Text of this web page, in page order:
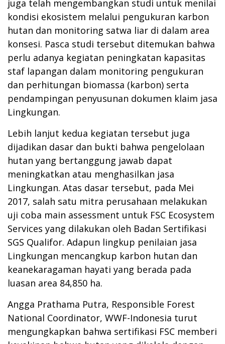
juga telah mengembangkan studi untuk menilai
kondisi ekosistem melalui pengukuran karbon
hutan dan monitoring satwa liar di dalam area
konsesi. Pasca studi tersebut ditemukan bahwa
perlu adanya kegiatan peningkatan kapasitas
staf lapangan dalam monitoring pengukuran
dan perhitungan biomassa (karbon) serta
pendampingan penyusunan dokumen klaim jasa
Lingkungan.
Lebih lanjut kedua kegiatan tersebut juga
dijadikan dasar dan bukti bahwa pengelolaan
hutan yang bertanggung jawab dapat
meningkatkan atau menghasilkan jasa
Lingkungan. Atas dasar tersebut, pada Mei
2017, salah satu mitra perusahaan melakukan
uji coba main assessment untuk FSC Ecosystem
Services yang dilakukan oleh Badan Sertifikasi
SGS Qualifor. Adapun lingkup penilaian jasa
Lingkungan mencangkup karbon hutan dan
keanekaragaman hayati yang berada pada
luasan area 84,850 ha.
Angga Prathama Putra, Responsible Forest
National Coordinator, WWF-Indonesia turut
mengungkapkan bahwa sertifikasi FSC memberi